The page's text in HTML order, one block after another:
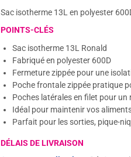
Sac isotherme 13L en polyester
POINTS-CLÉS
Sac isotherme 13L Ronald
Fabriqué en polyester 600D
Fermeture zippée pour une
Poche frontale zippée pratique
Poches latérales en filet pour
Idéal pour maintenir vos
Parfait pour les sorties, pique-
DÉLAIS DE LIVRAISON